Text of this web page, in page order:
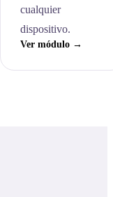
cualquier
dispositivo.
Ver módulo →